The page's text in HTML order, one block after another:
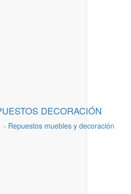
DECORACIÓN
- Repuestos muebles y decoración